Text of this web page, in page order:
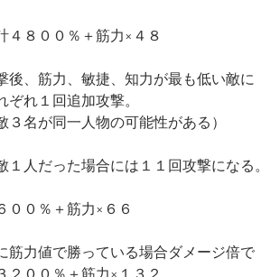
８００％＋筋力×４８
、筋力、敏捷、知力が最も低い敵に
れ１回追加攻撃。
名が同一人物の可能性がある）
人だった場合には１１回攻撃になる。
０％＋筋力×６６
力値で勝っている場合ダメージ倍で